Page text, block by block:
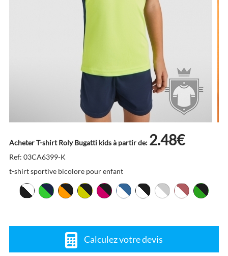
Acheter T-shirt Roly Bugatti kids à partir de: 2.48€
Ref: 03CA6399-K
t-shirt sportive bicolore pour enfant
Calculez votre devis